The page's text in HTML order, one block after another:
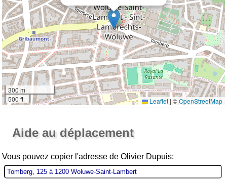
300 m
500 ft
Leaflet | ©OpenStreetMap
Aide au déplacement
Vous pouvez copier l'adresse de Olivier Dupuis: